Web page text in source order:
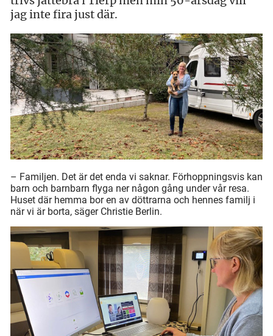
jag inte fira just där.
– Familjen. Det är det enda vi saknar. Förhoppningsvis kan
barn och barnbarn flyga ner någon gång under vår resa.
Huset där hemma bor en av döttrarna och hennes familj i
när vi är borta, säger Christie Berlin.